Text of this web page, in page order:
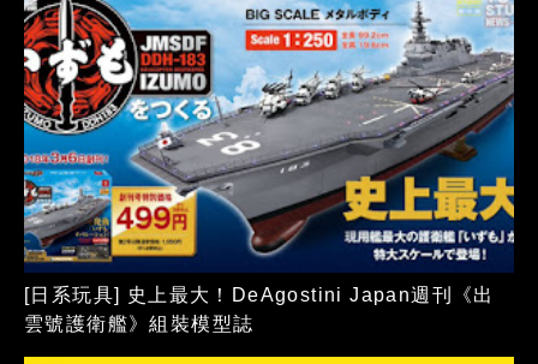
[日系玩具] 史上最大！DeAgostini Japan週刊《出
雲號護衛艦》組裝模型誌